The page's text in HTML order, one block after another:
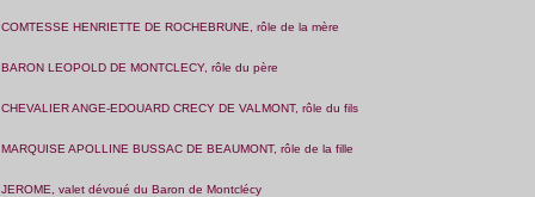
COMTESSE HENRIETTE DE ROCHEBRUNE, rôle de la mère
BARON LEOPOLD DE MONTCLECY, rôle du père
CHEVALIER ANGE-EDOUARD CRECY DE VALMONT, rôle du fils
MARQUISE APOLLINE BUSSAC DE BEAUMONT, rôle de la fille
JEROME, valet dévoué du Baron de Montclécy